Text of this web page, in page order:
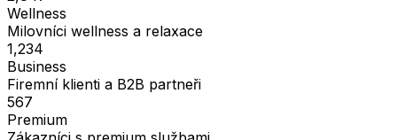
Wellness
Milovníci wellness a relaxace
1,234
Business
Firemní klienti a B2B partneři
567
Premium